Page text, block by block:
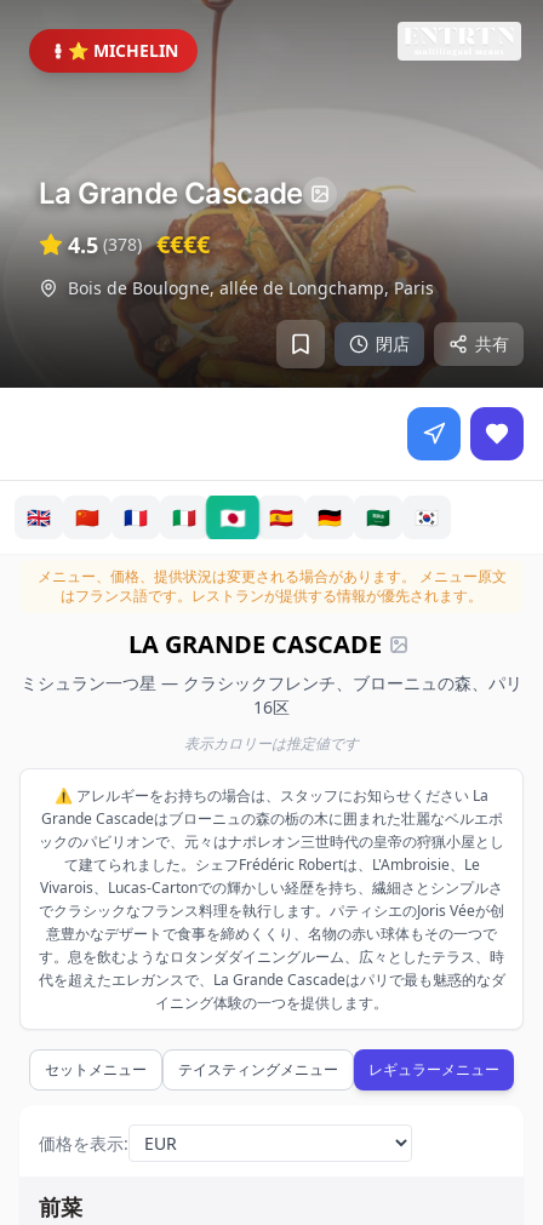
⭐ MICHELIN
閉店 共有
La Grande Cascade
4.5 (378) €€€€
Bois de Boulogne, allée de Longchamp,Paris
🇬🇧 🇨🇳 🇫🇷 🇮🇹 🇯🇵 🇪🇸 🇩🇪 🇸🇦 🇰🇷
メニュー、価格、提供状況は変更される場合があります。
メニュー原文
はフランス語です。レストランが提供する情報が優先されます。
LA GRANDE CASCADE
ミシュラン一つ星 — クラシックフレンチ、ブローニュの森、パリ
16区
表示カロリーは推定値です
⚠️ アレルギーをお持ちの場合は、スタッフにお知らせください La
Grande Cascadeはブローニュの森の栃の木に囲まれた壮麗なベルエポ
ックのパビリオンで、元々はナポレオン三世時代の皇帝の狩猟小屋とし
て建てられました。シェフFrédéric Robertは、L'Ambroisie、Le
Vivarois、Lucas-Cartonでの輝かしい経歴を持ち、繊細さとシンプルさ
でクラシックなフランス料理を執行します。パティシエのJoris Véeが创
意豊かなデザートで食事を締めくくり、名物の赤い球体もその一つで
す。息を飲むようなロタンダダイニングルーム、広々としたテラス、時
代を超えたエレガンスで、La Grande Cascadeはパリで最も魅惑的なダ
イニング体験の一つを提供します。
セットメニュー テイスティングメニュー レギュラーメニュー
価格を表示:
前菜